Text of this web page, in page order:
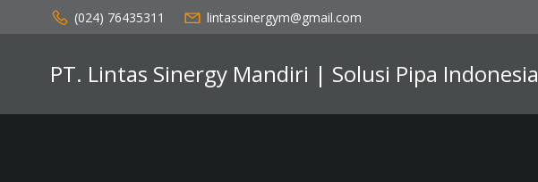
to
(024) 76435311 lintassinergym@gmail.com
PT. Lintas Sinergy Mandiri | Solusi Pipa Indonesia